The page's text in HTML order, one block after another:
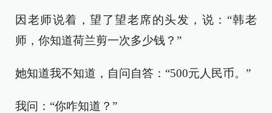
因老师说着，望了望老席的头发，说：“韩老
师，你知道荷兰剪一次多少钱？”
她知道我不知道，自问自答：“500元人民币。”
我问：“你咋知道？”